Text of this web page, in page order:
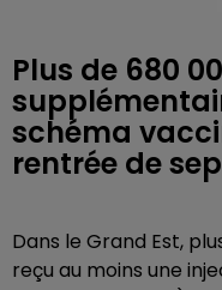
Plus de 680
schéma
rentrée de
Dans le Grand Est,
reçu au moins une